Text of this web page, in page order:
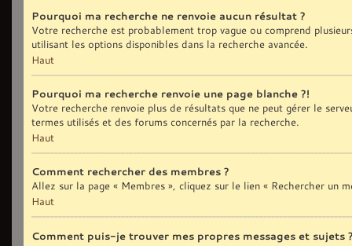
Pourquoi ma recherche ne renvoie aucun résultat ?
Votre recherche est probablement trop vague ou comprend
utilisant les options disponibles dans la recherche avancée.
Haut
Pourquoi ma recherche renvoie une page blanche ?!
Votre recherche renvoie plus de résultats que ne peut gérer le
termes utilisés et des forums concernés par la recherche.
Haut
Comment rechercher des membres ?
Allez sur la page « Membres », cliquez sur le lien « Rechercher un
Haut
Comment puis-je trouver mes propres messages et sujets